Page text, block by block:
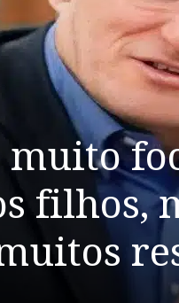
muito
filhos,